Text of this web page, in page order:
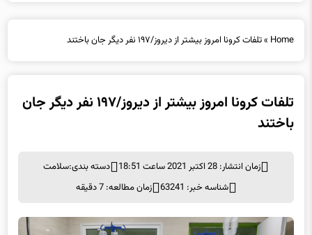
Home
»تلفات کرونا امروز بیشتر از دیروز/۱۹۷ نفر دیگر جان باختند
تلفات کرونا امروز بیشتر از دیروز/۱۹۷ نفر دیگر جان
باختند
زمان انتشار: 28 اکتبر 2021 ساعت 18:51 دسته بندی:سلامت
شناسه خبر: 63241
زمان مطالعه: 7 دقیقه